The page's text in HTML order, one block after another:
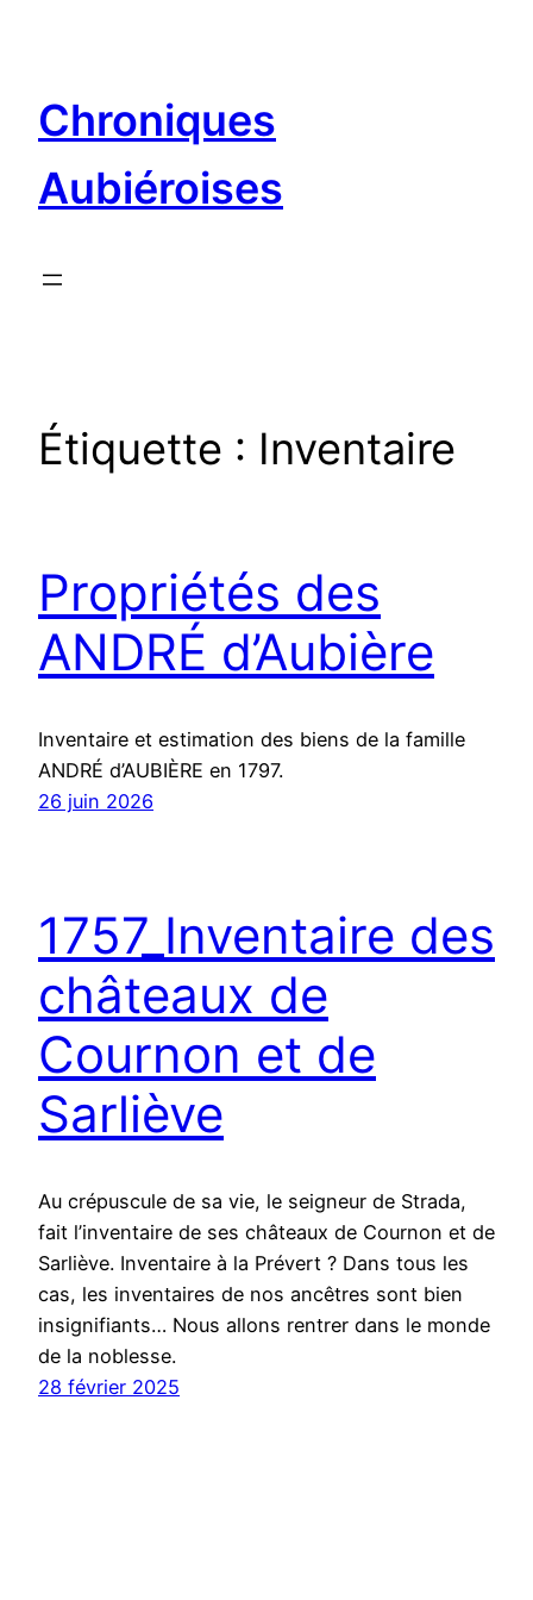
Chroniques
Aubiéroises
Étiquette : Inventaire
Propriétés des
ANDRÉ d’Aubière
Inventaire et estimation des biens de la famille
ANDRÉ d’AUBIÈRE en 1797.
26 juin 2026
1757_Inventaire des
châteaux de
Cournon et de
Sarliève
Au crépuscule de sa vie, le seigneur de Strada,
fait l’inventaire de ses châteaux de Cournon et de
Sarliève. Inventaire à la Prévert ? Dans tous les
cas, les inventaires de nos ancêtres sont bien
insignifiants… Nous allons rentrer dans le monde
de la noblesse.
28 février 2025